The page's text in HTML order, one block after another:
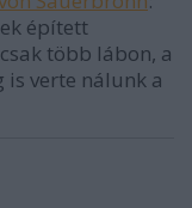
épített
több lábon, a
is verte nálunk a